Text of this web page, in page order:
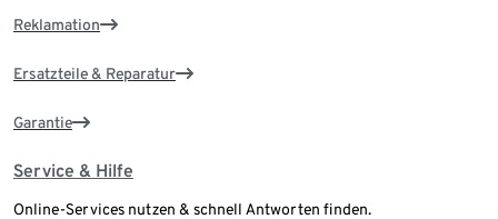
Reklamation
Ersatzteile & Reparatur
Garantie
Service & Hilfe
Online-Services nutzen & schnell Antworten finden.